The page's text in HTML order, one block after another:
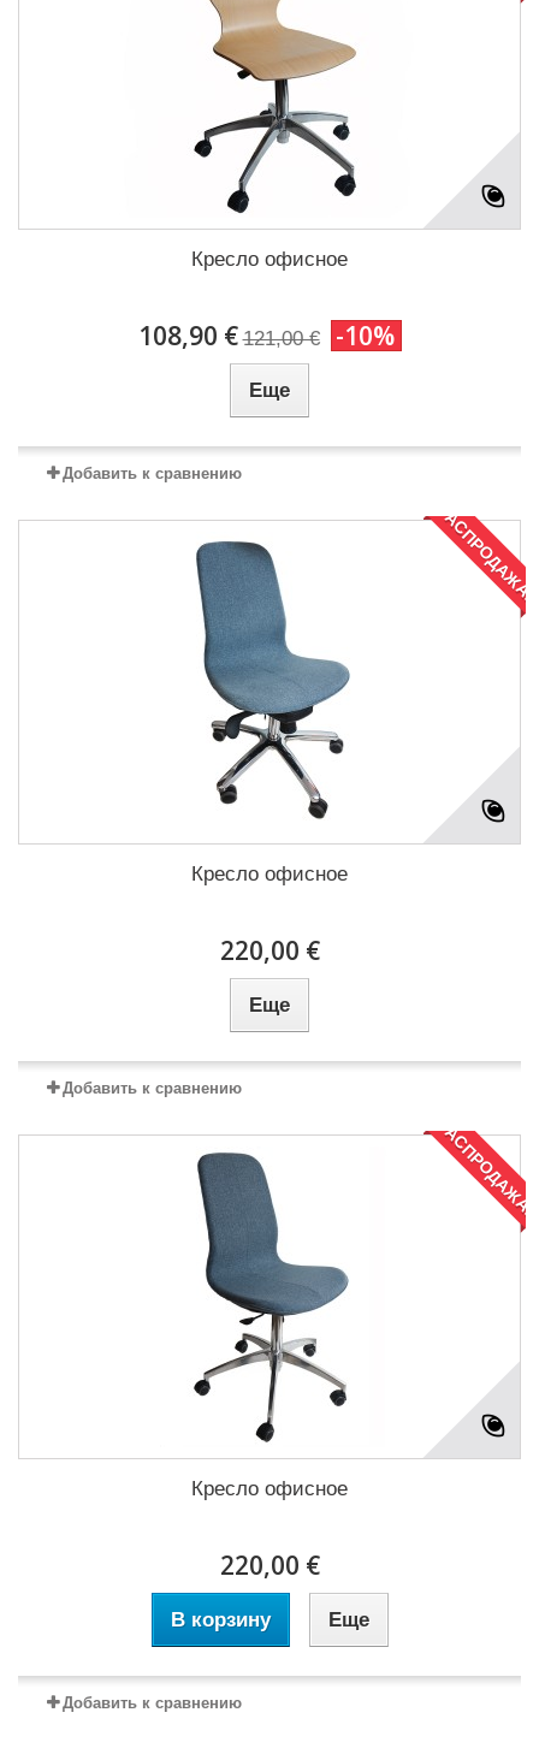
Кресло офисное
108,90 € 121,00 € -10%
Еще
Добавить к сравнению
РАСПРОДАЖА!
Кресло офисное
220,00 €
Еще
Добавить к сравнению
РАСПРОДАЖА!
Кресло офисное
220,00 €
В корзину Еще
Добавить к сравнению